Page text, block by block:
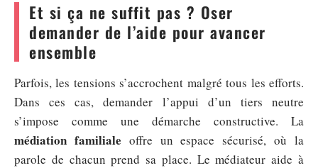
Et si ça ne suffit pas ? Oser
demander de l’aide pour avancer
ensemble
Parfois, les tensions s’accrochent malgré tous les efforts.
Dans ces cas, demander l’appui d’un tiers neutre
s’impose comme une démarche constructive. La
médiation familiale offre un espace sécurisé, où la
parole de chacun prend sa place. Le médiateur aide à